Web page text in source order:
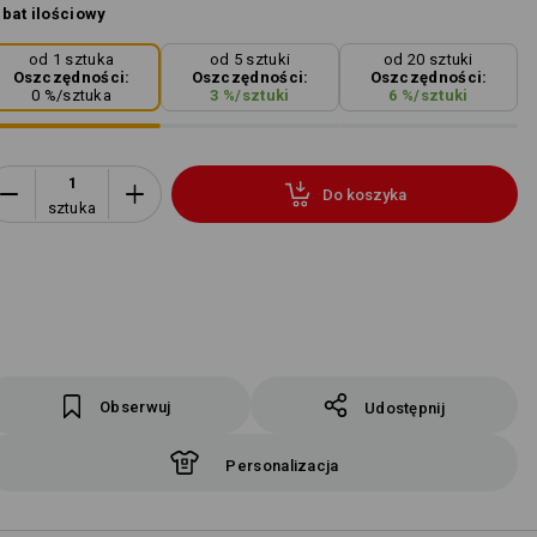
ilościowy
od 1 sztuka
Oszczędności:
0 %/sztuka
od 5 sztuki
Oszczędności:
3 %/sztuki
od 20 sztuki
Oszczędności:
6 %/sztuki
sztuka
Do koszyka
Obserwuj Udostępnij
Personalizacja